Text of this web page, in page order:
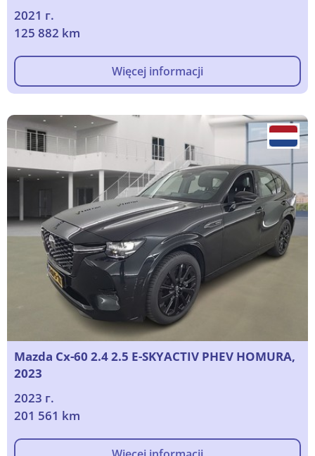
2021 г.
125 882 km
Więcej informacji
Mazda Cx-60 2.4 2.5 E-SKYACTIV PHEV HOMURA,
2023
2023 г.
201 561 km